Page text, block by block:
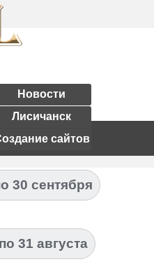
Новости
Лисичанск
сайтов
30 сентября
31 августа